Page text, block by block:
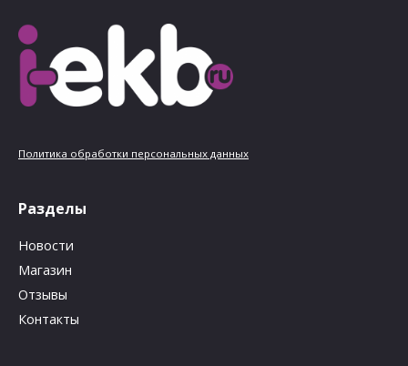
Политика обработки персональных данных
Разделы
Новости
Магазин
Отзывы
Контакты